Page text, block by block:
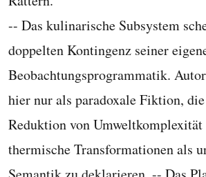
-- Das kulinarische Subsystem
doppelten Kontingenz seiner
Beobachtungsprogrammatik.
hier nur als paradoxale Fiktion,
Reduktion von
thermische Transformationen als